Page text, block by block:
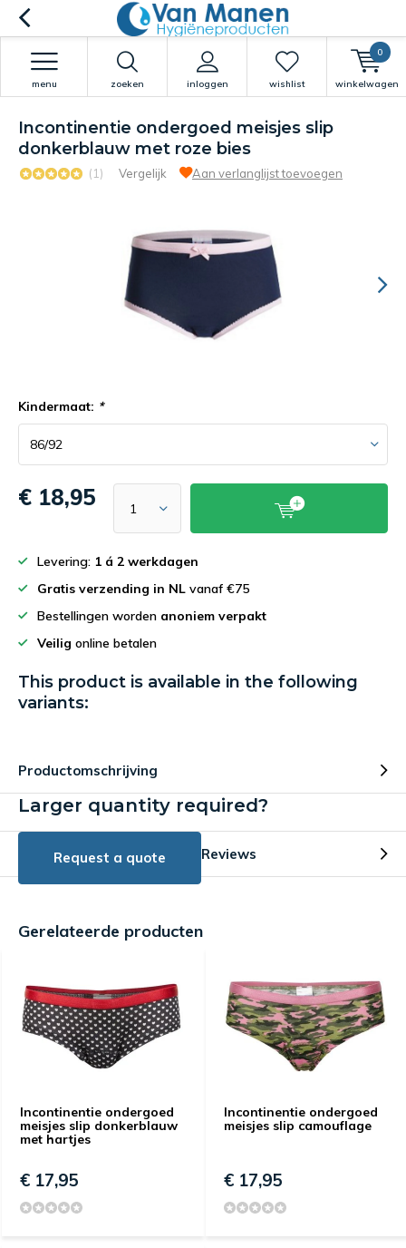
zoeken inloggen
menu wishlist winkelwagen
0
Incontinentie ondergoed meisjes slip
donkerblauw met roze bies
(1) Vergelijk Aan verlanglijst toevoegen
Kindermaat: *
€ 18,95
Levering: 1 á 2 werkdagen
Gratis verzending in NL vanaf €75
Bestellingen worden anoniem verpakt
Veilig online betalen
This product is available in the following
variants:
Productomschrijving
Larger quantity required?
Request a quote Reviews
Gerelateerde producten
Incontinentie ondergoed
meisjes slip donkerblauw
met hartjes
€ 17,95
Incontinentie ondergoed
meisjes slip camouflage
€ 17,95